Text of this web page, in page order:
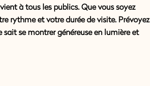
à tous les publics. Que vous soyez
rythme et votre durée de visite. Prévoyez
sait se montrer généreuse en lumière et